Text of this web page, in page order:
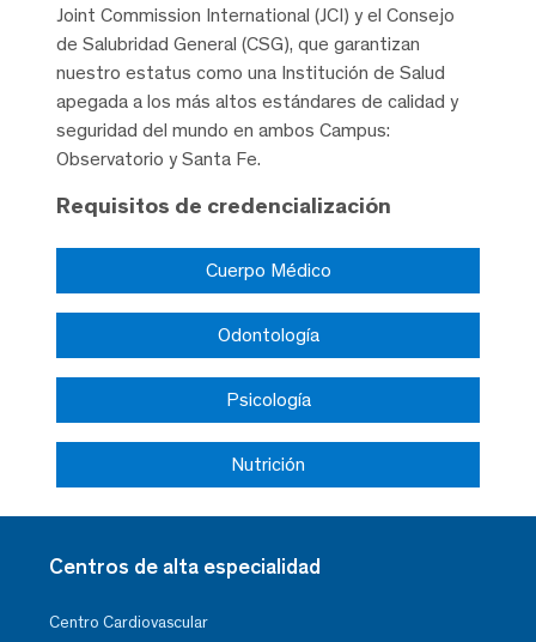
Joint Commission International (JCI) y el Consejo
de Salubridad General (CSG), que garantizan
nuestro estatus como una Institución de Salud
apegada a los más altos estándares de calidad y
seguridad del mundo en ambos Campus:
Observatorio y Santa Fe.
Requisitos de credencialización
Cuerpo Médico
Odontología
Psicología
Nutrición
Centros de alta especialidad
Centro Cardiovascular